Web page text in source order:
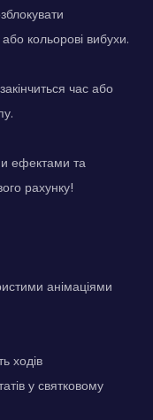
кольорові вибухи.
час або
ефектами та
рахунку!
анімаціями
ходів
у святковому